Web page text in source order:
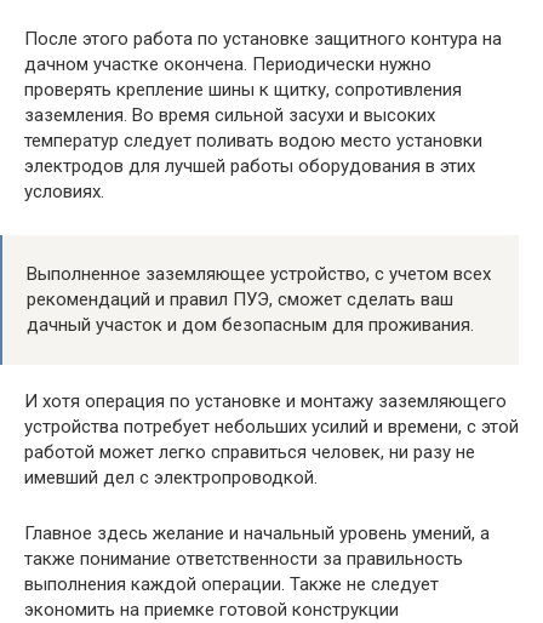
После этого работа по установке защитного контура на
дачном участке окончена. Периодически нужно
проверять крепление шины к щитку, сопротивления
заземления. Во время сильной засухи и высоких
температур следует поливать водою место установки
электродов для лучшей работы оборудования в этих
условиях.
Выполненное заземляющее устройство, с учетом всех
рекомендаций и правил ПУЭ, сможет сделать ваш
дачный участок и дом безопасным для проживания.
И хотя операция по установке и монтажу заземляющего
устройства потребует небольших усилий и времени, с этой
работой может легко справиться человек, ни разу не
имевший дел с электропроводкой.
Главное здесь желание и начальный уровень умений, а
также понимание ответственности за правильность
выполнения каждой операции. Также не следует
экономить на приемке готовой конструкции